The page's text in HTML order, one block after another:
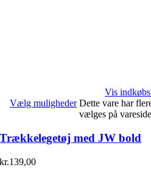
Vis
Vælg muligheder Dette vare har
vælges på
Trækkelegetøj med JW bold
kr.139,00